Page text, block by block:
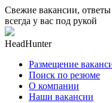
Свежие вакансии,
всегда у вас под рукой
HeadHunter
Размещение
Поиск по резюме
О компании
Наши вакансии